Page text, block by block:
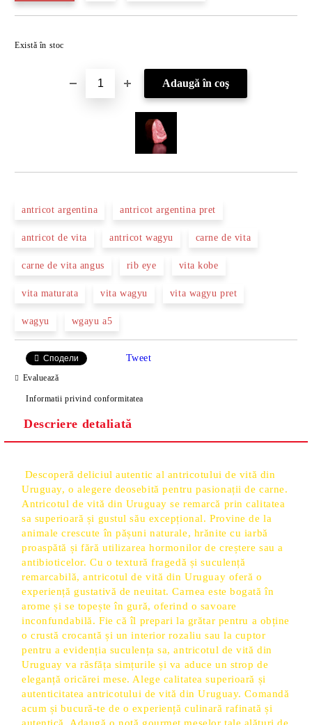
Există în stoc
antricot argentina antricot argentina pret
antricot de vita antricot wagyu carne de vita
carne de vita angus rib eye vita kobe
vita maturata vita wagyu vita wagyu pret
wagyu wgayu a5
Сподели Tweet
Evaluează
Informatii privind conformitatea
Descriere detaliată
Descoperă deliciul autentic al antricotului de vită din
Uruguay, o alegere deosebită pentru pasionații de carne.
Antricotul de vită din Uruguay se remarcă prin calitatea
sa superioară și gustul său excepțional. Provine de la
animale crescute în pășuni naturale, hrănite cu iarbă
proaspătă și fără utilizarea hormonilor de creștere sau a
antibioticelor. Cu o textură fragedă și suculență
remarcabilă, antricotul de vită din Uruguay oferă o
experiență gustativă de neuitat. Carnea este bogată în
arome și se topește în gură, oferind o savoare
inconfundabilă. Fie că îl prepari la grătar pentru a obține
o crustă crocantă și un interior rozaliu sau la cuptor
pentru a evidenția suculența sa, antricotul de vită din
Uruguay va răsfăța simțurile și va aduce un strop de
eleganță oricărei mese. Alege calitatea superioară și
autenticitatea antricotului de vită din Uruguay. Comandă
acum și bucură-te de o experiență culinară rafinată și